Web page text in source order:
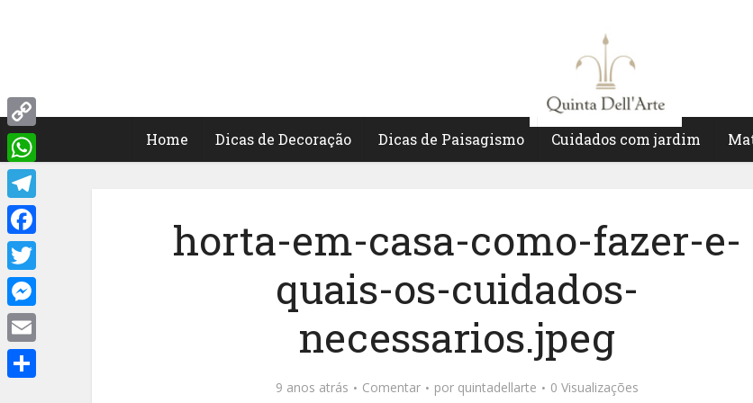
Home Dicas de Decoração Dicas de Paisagismo Cuidados com jardim
horta-em-casa-como-fazer-e-
quais-os-cuidados-
necessarios.jpeg
9 anos atrás Comentar por quintadellarte 0 Visualizações
Copy
Link
WhatsApp
Telegram
Facebook
Twitter
Messenger
Email